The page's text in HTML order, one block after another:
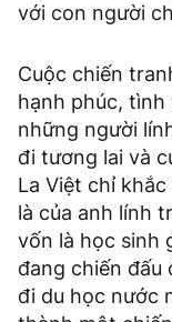
với con người
Cuộc chiến
hạnh phúc, tình
những người
đi tương lai và
La Việt chỉ
là của anh lính
vốn là học sinh
đang chiến đấu
đi du học nước